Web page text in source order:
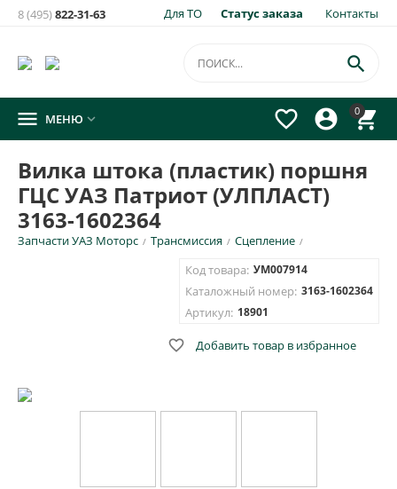
Для ТО Статус заказа Контакты
8 (495)822-31-63
0




 МЕНЮ 
Вилка штока (пластик) поршня
ГЦС УАЗ Патриот (УЛПЛАСТ)
3163-1602364
Запчасти УАЗ Моторс / Трансмиссия / Сцепление /
Код товара: УМ007914
Каталожный номер: 3163-1602364
Артикул: 18901
 Добавить товар в избранное
товара:
×
Вилка штока (пластик) поршня ГЦС УАЗ Патриот
(УЛПЛАСТ) 3163-1602364
E-mail для уведомления письмом
Номер телефона для SMS уведомления